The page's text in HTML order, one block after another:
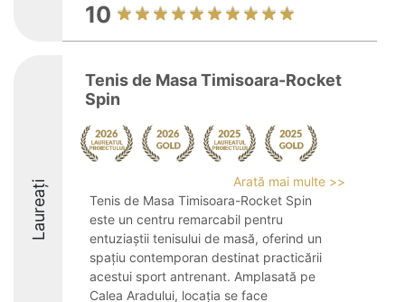
10
Laureați
Tenis de Masa Timisoara-Rocket
Spin
Arată mai multe >>
Tenis de Masa Timisoara-Rocket Spin
este un centru remarcabil pentru
entuziaștii tenisului de masă, oferind un
spațiu contemporan destinat practicării
acestui sport antrenant. Amplasată pe
Calea Aradului, locația se face